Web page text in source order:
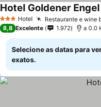
3 EstrelasHotel Restaurante e wine
Hotel Goldener Engel
8,8 Excelente 1.972 a 0.0
Selecione as datas para
exatos.